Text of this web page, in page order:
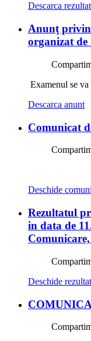
Descarca rezultat
Anunţ
organizat
Examenul se
Descarca anunt
Comunicat
Deschide
Rezultatul
in data de
Deschide rezultat